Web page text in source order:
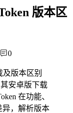
版本区
0
及版本区别
安卓版下载
在功能、
异，解析版本